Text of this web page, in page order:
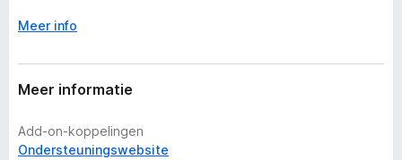
n
Meer info
Meer informatie
Add-on-koppelingen
Ondersteuningswebsite